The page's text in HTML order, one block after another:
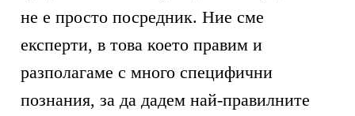
не е просто посредник. Ние сме
експерти, в това което правим и
разполагаме с много специфични
познания, за да дадем най-правилните